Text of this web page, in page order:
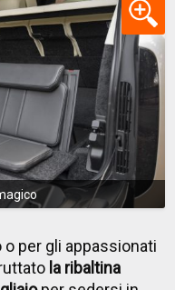
per gli appassionati
la ribaltina